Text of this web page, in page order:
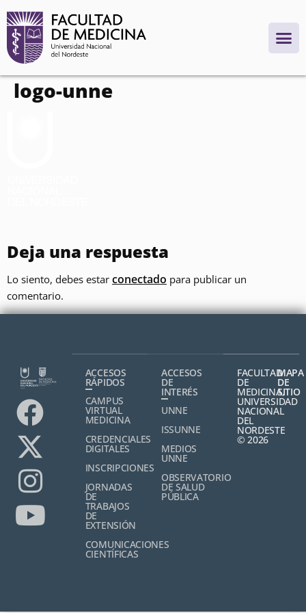
contenido
logo-unne
Deja una respuesta
Lo siento, debes estar conectado para publicar un
comentario.
ACCESOS
RÁPIDOS
CAMPUS
VIRTUAL
MEDICINA
CREDENCIALES
DIGITALES
INSCRIPCIONES
JORNADAS
DE
TRABAJOS
DE
EXTENSIÓN
COMUNICACIONES
CIENTÍFICAS
ACCESOS
DE
INTERÉS
UNNE
ISSUNNE
MEDIOS
UNNE
OBSERVATORIO
DE SALUD
PÚBLICA
FACULTAD
DE
MEDICINA,
UNIVERSIDAD
NACIONAL
DEL
NORDESTE
© 2026
MAPA
DE
SITIO